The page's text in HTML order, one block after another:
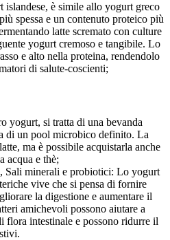
islandese, è simile allo yogurt greco
spessa e un contenuto proteico più
latte scremato con culture
yogurt cremoso e tangibile. Lo
e alto nella proteina, rendendolo
di salute-coscienti;
yogurt, si tratta di una bevanda
di un pool microbico definito. La
ma è possibile acquistarla anche
acqua e thè;
Sali minerali e probiotici: Lo yogurt
vive che si pensa di fornire
la digestione e aumentare il
amichevoli possono aiutare a
flora intestinale e possono ridurre il